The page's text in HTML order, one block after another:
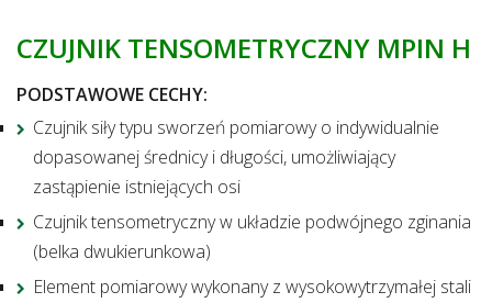
CZUJNIK TENSOMETRYCZNY MPIN H
PODSTAWOWE CECHY:
Czujnik siły typu sworzeń pomiarowy o indywidualnie
dopasowanej średnicy i długości, umożliwiający
zastąpienie istniejących osi
Czujnik tensometryczny w układzie podwójnego zginania
(belka dwukierunkowa)
Element pomiarowy wykonany z wysokowytrzymałej stali